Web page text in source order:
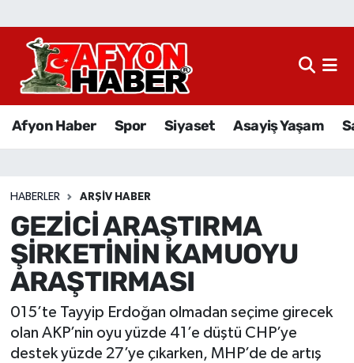
Afyon Haber Spor Siyaset Asayiş Yaşam
HABERLER ARŞIV HABER
GEZİCİ ARAŞTIRMA
ŞİRKETİNİN KAMUOYU
ARAŞTIRMASI
015’te Tayyip Erdoğan olmadan seçime girecek
olan AKP’nin oyu yüzde 41’e düştü CHP’ye
destek yüzde 27’ye çıkarken, MHP’de de artış
Afyon Haber
Sağlık
Eğitim
Sivil Toplum
Ekonomi